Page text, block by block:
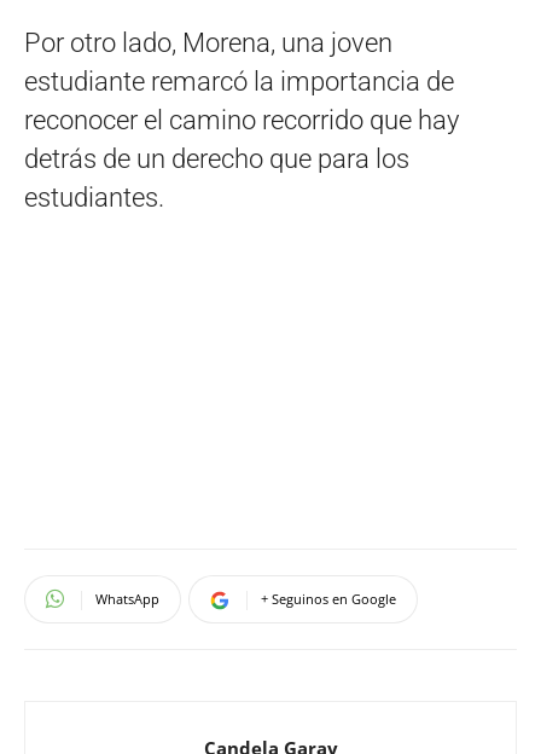
Por otro lado, Morena, una joven
estudiante remarcó la importancia de
reconocer el camino recorrido que hay
detrás de un derecho que para los
estudiantes.
WhatsApp + Seguinos en Google
Candela Garay